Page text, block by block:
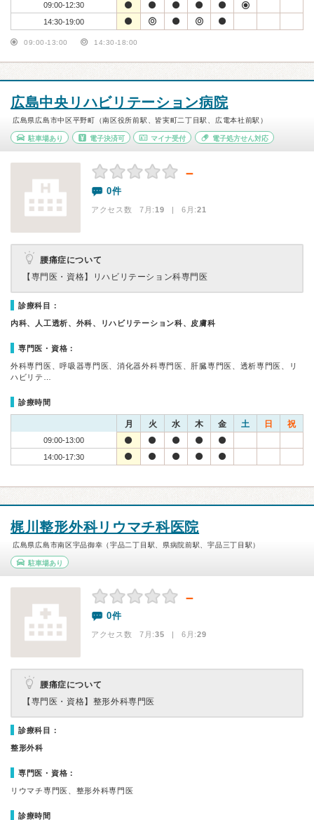
09:00-12:30
14:30-19:00
09:00-13:00 14:30-18:00
広島中央リハビリテーション病院
広島県広島市中区平野町（南区役所前駅、皆実町二丁目駅、広電本社前駅）
駐車場あり 電子決済可 マイナ受付 電子処方せん対応
－
0件
アクセス数 7月:19 | 6月:21
腰痛症について
【専門医・資格】
リハビリテーション科専門医
診療科目：
内科、人工透析、外科、リハビリテーション科、皮膚科
専門医・資格：
外科専門医、呼吸器専門医、消化器外科専門医、肝臓専門医、透析専門医、リ
ハビリテ…
診療時間
月 火 水 木 金 土 日 祝
09:00-13:00
14:00-17:30
梶川整形外科リウマチ科医院
広島県広島市南区宇品御幸（宇品二丁目駅、県病院前駅、宇品三丁目駅）
駐車場あり
－
0件
アクセス数 7月:35 | 6月:29
腰痛症について
【専門医・資格】 整形外科専門医
診療科目：
整形外科
専門医・資格：
リウマチ専門医、整形外科専門医
診療時間